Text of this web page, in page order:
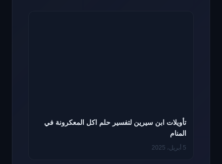
تأويلات ابن سيرين لتفسير حلم اكل المعكرونة في
المنام
5 أبريل، 2025